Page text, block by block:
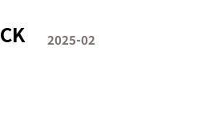
2025-02